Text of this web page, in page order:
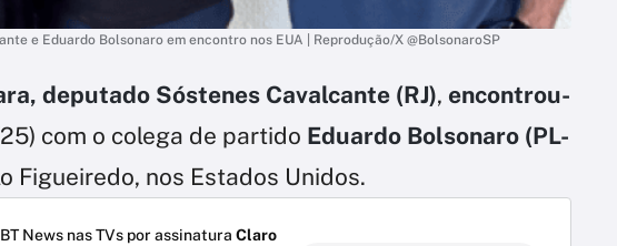
e Eduardo Bolsonaro em encontro nos EUA | Reprodução/X @BolsonaroSP
deputado Sóstenes Cavalcante (RJ), encontrou-
com o colega de partido Eduardo Bolsonaro (PL-
Figueiredo, nos Estados Unidos.
News nas TVs por assinatura Claro